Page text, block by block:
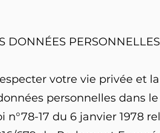
DONNÉES PERSONNELLES
votre vie privée et
personnelles dans
17 du 6 janvier 1978